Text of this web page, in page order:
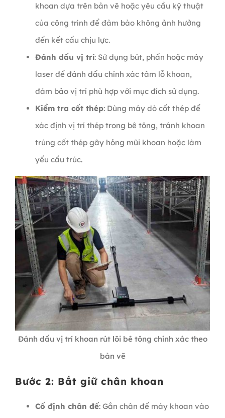
khoan dựa trên bản vẽ hoặc yêu cầu kỹ thuật
của công trình để đảm bảo không ảnh hưởng
đến kết cấu chịu lực.
Đánh dấu vị trí: Sử dụng bút, phấn hoặc máy
laser để đánh dấu chính xác tâm lỗ khoan,
đảm bảo vị trí phù hợp với mục đích sử dụng.
Kiểm tra cốt thép: Dùng máy dò cốt thép để
xác định vị trí thép trong bê tông, tránh khoan
trúng cốt thép gây hỏng mũi khoan hoặc làm
yếu cấu trúc.
Đánh dấu vị trí khoan rút lõi bê tông chính xác theo
bản vẽ
Bước 2: Bắt giữ chân khoan
Cố định chân đế: Gắn chân đế máy khoan vào